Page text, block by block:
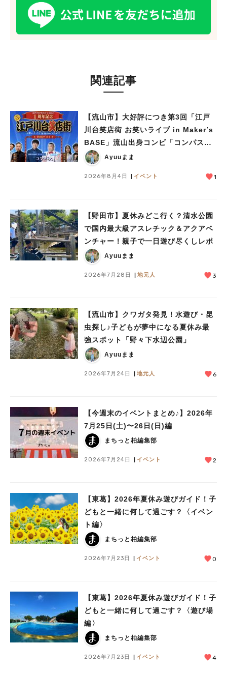
関連記事
【流山市】大好評につき第3回「江戸
川台笑店街 お笑いライブ in Maker’s
BASE」流山出身コンビ「コンパス」
も登場！8/23（日）
Ayuuまま
2026年8月4日 イベント 1
【野田市】夏休みどこ行く？清水公園
で国内最大級アスレチック＆アクアベ
ンチャー！親子で一日遊び尽くしレポ
Ayuuまま
2026年7月28日 地元人 3
【流山市】クワガタ発見！水遊び・昆
虫探し♪子どもが夢中になる夏休み最
強スポット「野々下水辺公園」
Ayuuまま
2026年7月24日 地元人 6
【今週末のイベントまとめ♪】2026年
7月25日(土)〜26日(日)編
まちっと柏編集部
2026年7月24日 イベント 2
【東葛】2026年夏休み遊びガイド！子
どもと一緒に何して過ごす？〈イベン
ト編〉
まちっと柏編集部
2026年7月23日 イベント 0
【東葛】2026年夏休み遊びガイド！子
どもと一緒に何して過ごす？〈遊び場
編〉
まちっと柏編集部
2026年7月23日 イベント 4
#イベント#公園#教えたい／教えて投稿記事
#教えたい/こんなの見つけた